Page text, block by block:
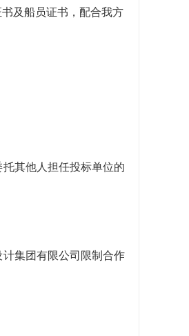
及船员证书，配合我方
其他人担任投标单位的
集团有限公司限制合作